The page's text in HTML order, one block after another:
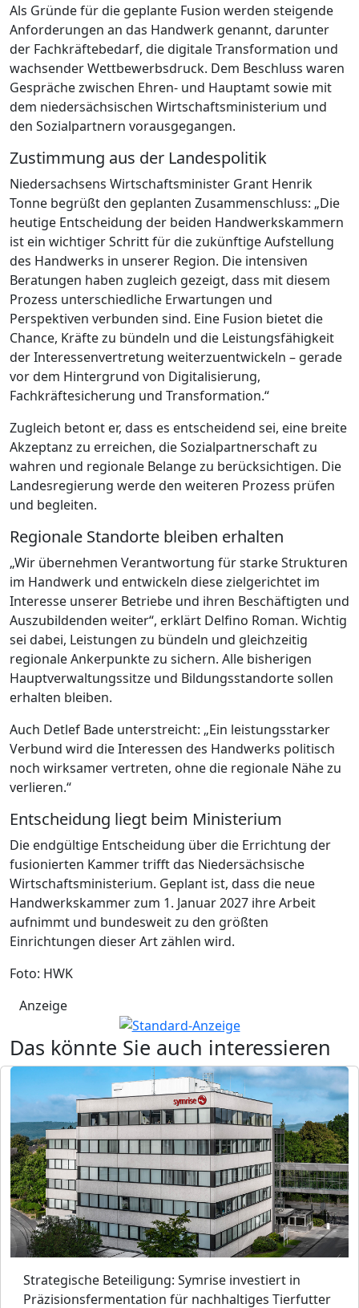
Als Gründe für die geplante Fusion werden steigende
Anforderungen an das Handwerk genannt, darunter
der Fachkräftebedarf, die digitale Transformation und
wachsender Wettbewerbsdruck. Dem Beschluss waren
Gespräche zwischen Ehren- und Hauptamt sowie mit
dem niedersächsischen Wirtschaftsministerium und
den Sozialpartnern vorausgegangen.
Zustimmung aus der Landespolitik
Niedersachsens Wirtschaftsminister Grant Henrik
Tonne begrüßt den geplanten Zusammenschluss: „Die
heutige Entscheidung der beiden Handwerkskammern
ist ein wichtiger Schritt für die zukünftige Aufstellung
des Handwerks in unserer Region. Die intensiven
Beratungen haben zugleich gezeigt, dass mit diesem
Prozess unterschiedliche Erwartungen und
Perspektiven verbunden sind. Eine Fusion bietet die
Chance, Kräfte zu bündeln und die Leistungsfähigkeit
der Interessenvertretung weiterzuentwickeln – gerade
vor dem Hintergrund von Digitalisierung,
Fachkräftesicherung und Transformation.“
Zugleich betont er, dass es entscheidend sei, eine breite
Akzeptanz zu erreichen, die Sozialpartnerschaft zu
wahren und regionale Belange zu berücksichtigen. Die
Landesregierung werde den weiteren Prozess prüfen
und begleiten.
Regionale Standorte bleiben erhalten
„Wir übernehmen Verantwortung für starke Strukturen
im Handwerk und entwickeln diese zielgerichtet im
Interesse unserer Betriebe und ihren Beschäftigten und
Auszubildenden weiter“, erklärt Delfino Roman. Wichtig
sei dabei, Leistungen zu bündeln und gleichzeitig
regionale Ankerpunkte zu sichern. Alle bisherigen
Hauptverwaltungssitze und Bildungsstandorte sollen
erhalten bleiben.
Auch Detlef Bade unterstreicht: „Ein leistungsstarker
Verbund wird die Interessen des Handwerks politisch
noch wirksamer vertreten, ohne die regionale Nähe zu
verlieren.“
Entscheidung liegt beim Ministerium
Die endgültige Entscheidung über die Errichtung der
fusionierten Kammer trifft das Niedersächsische
Wirtschaftsministerium. Geplant ist, dass die neue
Handwerkskammer zum 1. Januar 2027 ihre Arbeit
aufnimmt und bundesweit zu den größten
Einrichtungen dieser Art zählen wird.
Foto: HWK
Anzeige
Das könnte Sie auch interessieren
Strategische Beteiligung: Symrise investiert in
Präzisionsfermentation für nachhaltiges Tierfutter